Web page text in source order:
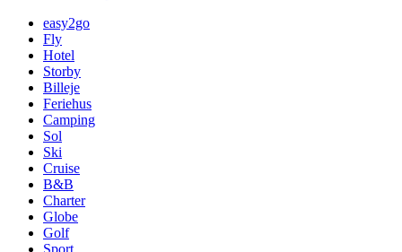
easy2go
Fly
Hotel
Storby
Billeje
Feriehus
Camping
Sol
Ski
Cruise
B&B
Charter
Globe
Golf
Sport